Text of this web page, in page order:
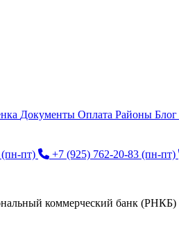
Документы Оплата Районы Блог
(пн-пт) +7 (925) 762-20-83 (пн-пт)
коммерческий банк (РНКБ)